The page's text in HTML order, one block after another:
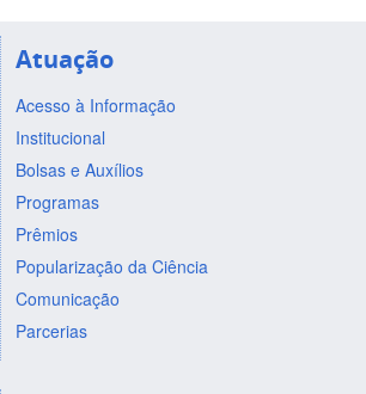
Atuação
Acesso à Informação
Institucional
Bolsas e Auxílios
Programas
Prêmios
Popularização da Ciência
Comunicação
Parcerias